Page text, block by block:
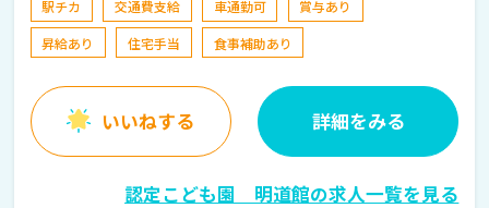
駅チカ 交通費支給 車通勤可
賞与あり
昇給あり
住宅手当 食事補助あり
いいねする 詳細をみる
認定こども園 明道館の求人一覧を見る